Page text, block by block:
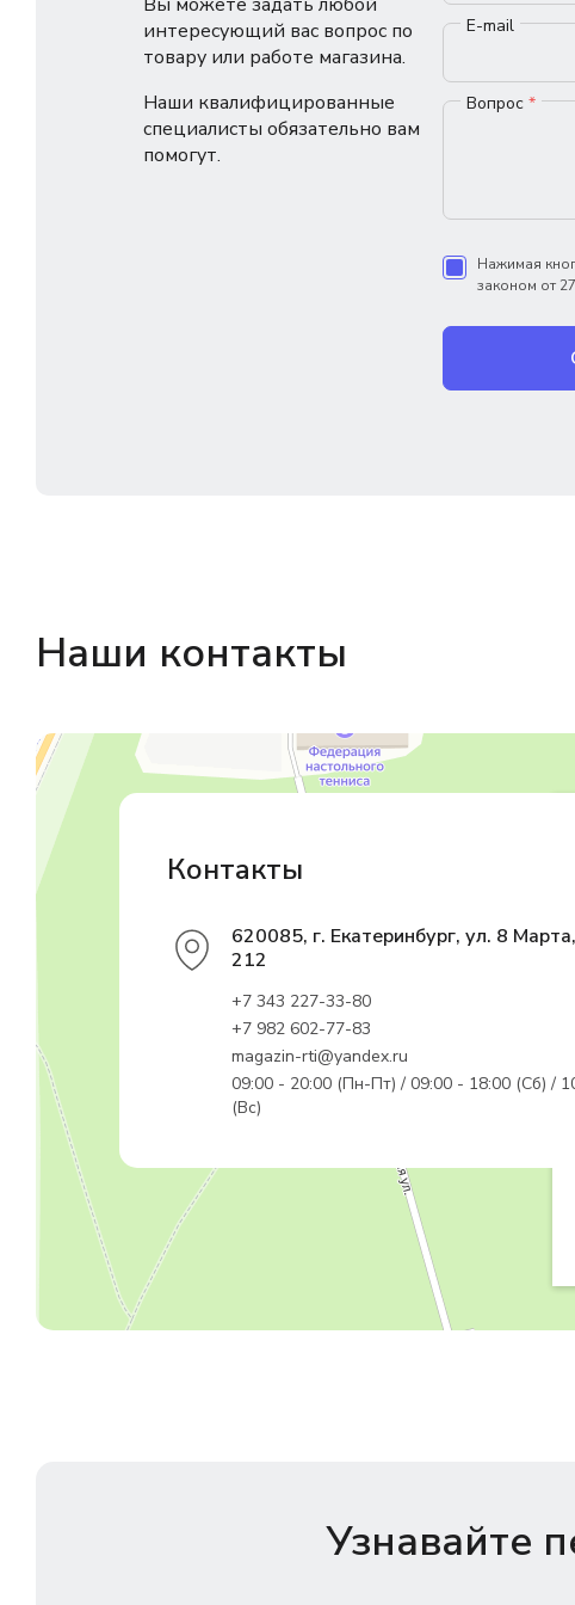
интересующий вас вопрос по
товару или работе магазина.
Наши квалифицированные
специалисты обязательно вам
помогут.
E-mail
Вопрос *
Нажимая
законом от
Наши контакты
Магазин резинотехники
Резиновые и резинотехнические изделия в Екатеринбурге
Садовый инвентарь и техника в Екатеринбурге
Контакты
620085, г. Екатеринбург, ул. 8 Марта,
212
+7 343 227-33-80
+7 982 602-77-83
magazin-rti@yandex.ru
09:00 - 20:00 (Пн-Пт) / 09:00 - 18:00 (Сб) /
(Вс)
Узнавайте